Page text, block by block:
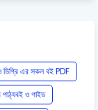
ও ডিগ্রি এর সকল বই PDF
ও গাইড